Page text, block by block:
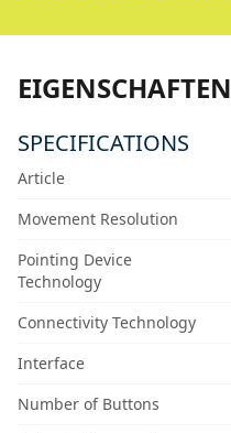
EIGENSCHAFTEN
SPECIFICATIONS
Article
Movement Resolution
Pointing Device
Technology
Connectivity Technology
Interface
Number of Buttons